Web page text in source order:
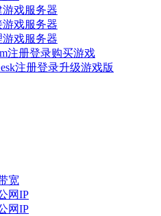
游戏服务器
游戏服务器
游戏服务器
注册登录购买游戏
注册登录升级游戏版
宽
网IP
网IP